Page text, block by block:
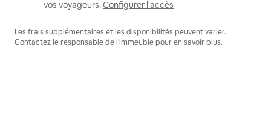
vos voyageurs.Configurer l'accès
Les frais supplémentaires et les disponibilités peuvent varier.
Contactez le responsable de l'immeuble pour en savoir plus.